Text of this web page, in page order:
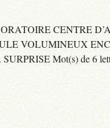
CENTRE
VOLUMINEUX
Mot(s) de 6